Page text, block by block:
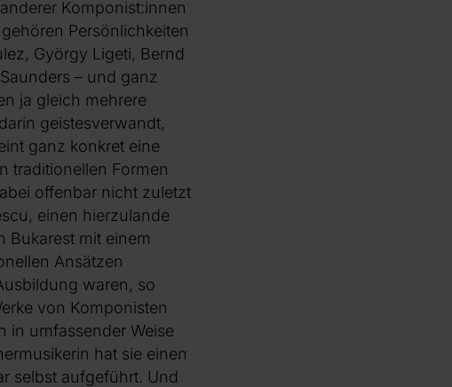
Komponist:innen
Persönlichkeiten
György Ligeti, Bernd
– und ganz
ja gleich mehrere
geistesverwandt,
ganz konkret eine
traditionellen Formen
offenbar nicht zuletzt
einen hierzulande
Bukarest mit einem
Ansätzen
waren, so
von Komponisten
in umfassender Weise
hat sie einen
selbst aufgeführt. Und